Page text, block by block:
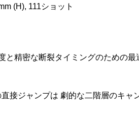
(H), 111ショット
と精密な断裂タイミングのための
接ジャンプは 劇的な二階層のキ